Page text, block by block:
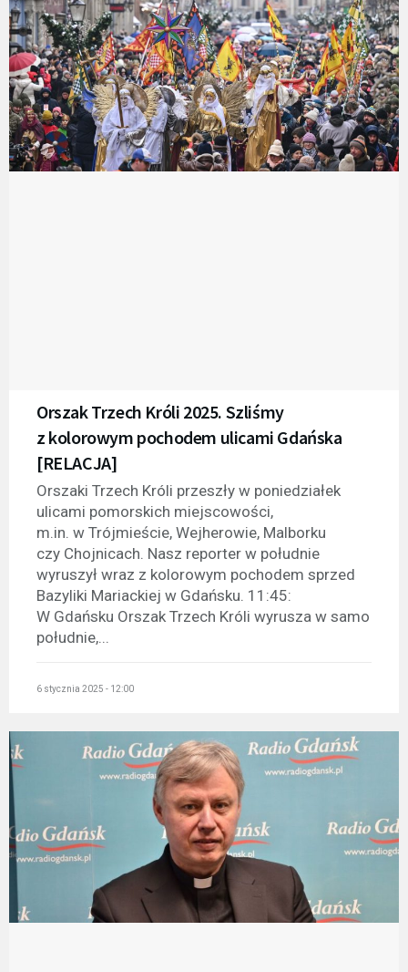
Orszak Trzech Króli 2025. Szliśmy
z kolorowym pochodem ulicami Gdańska
[RELACJA]
Orszaki Trzech Króli przeszły w poniedziałek
ulicami pomorskich miejscowości,
m.in. w Trójmieście, Wejherowie, Malborku
czy Chojnicach. Nasz reporter w południe
wyruszył wraz z kolorowym pochodem sprzed
Bazyliki Mariackiej w Gdańsku. 11:45:
W Gdańsku Orszak Trzech Króli wyrusza w samo
południe,...
6 stycznia 2025 - 12:00